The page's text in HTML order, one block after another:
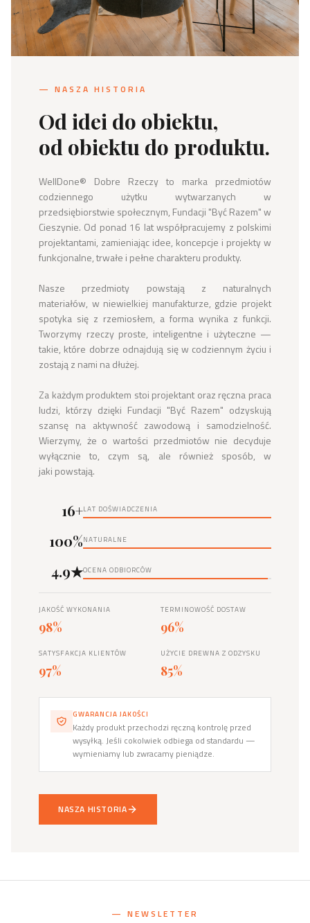
— NASZA HISTORIA
Od idei do obiektu,
od obiektu do produktu.
WellDone® Dobre Rzeczy to marka przedmiotów
codziennego użytku wytwarzanych w
przedsiębiorstwie społecznym, Fundacji "Być Razem" w
Cieszynie. Od ponad 16 lat współpracujemy z polskimi
projektantami, zamieniając idee, koncepcje i projekty w
funkcjonalne, trwałe i pełne charakteru produkty.
Nasze przedmioty powstają z naturalnych
materiałów, w niewielkiej manufakturze, gdzie projekt
spotyka się z rzemiosłem, a forma wynika z funkcji.
Tworzymy rzeczy proste, inteligentne i użyteczne —
takie, które dobrze odnajdują się w codziennym życiu i
zostają z nami na dłużej.
Za każdym produktem stoi projektant oraz ręczna praca
ludzi, którzy dzięki Fundacji "Być Razem" odzyskują
szansę na aktywność zawodową i samodzielność.
Wierzymy, że o wartości przedmiotów nie decyduje
wyłącznie to, czym są, ale również sposób, w
jaki powstają.
16+LAT DOŚWIADCZENIA
100%NATURALNE
4.9★OCENA ODBIORCÓW
JAKOŚĆ WYKONANIA
98%
TERMINOWOŚĆ DOSTAW
96%
SATYSFAKCJA KLIENTÓW
97%
UŻYCIE DREWNA Z ODZYSKU
85%
GWARANCJA JAKOŚCI
Każdy produkt przechodzi ręczną kontrolę przed
wysyłką. Jeśli cokolwiek odbiega od standardu —
wymieniamy lub zwracamy pieniądze.
NASZA HISTORIA
— NEWSLETTER